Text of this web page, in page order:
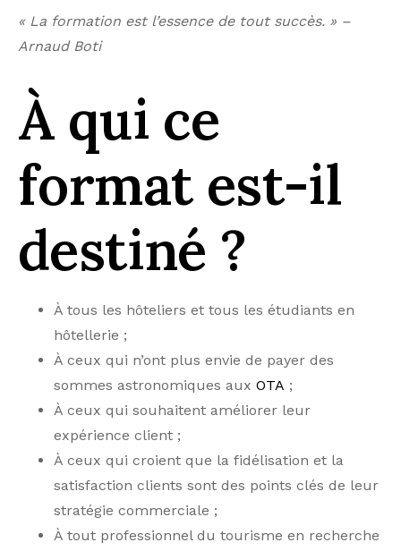
« La formation est l’essence de tout succès. » –
Arnaud Boti
À qui ce
format est-il
destiné ?
À tous les hôteliers et tous les étudiants en
hôtellerie ;
À ceux qui n’ont plus envie de payer des
sommes astronomiques aux OTA ;
À ceux qui souhaitent améliorer leur
expérience client ;
À ceux qui croient que la fidélisation et la
satisfaction clients sont des points clés de leur
stratégie commerciale ;
À tout professionnel du tourisme en recherche